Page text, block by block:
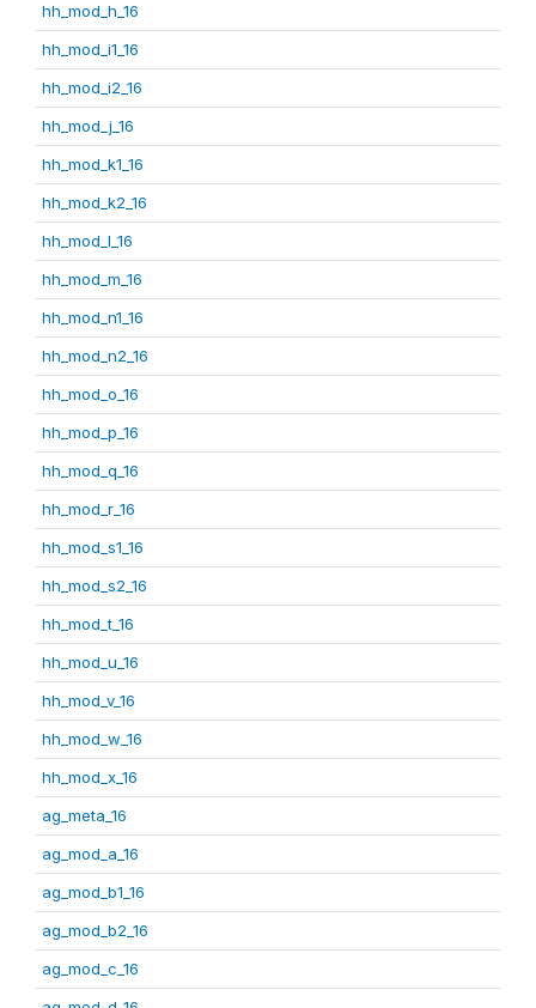
hh_mod_h_16
hh_mod_i1_16
hh_mod_i2_16
hh_mod_j_16
hh_mod_k1_16
hh_mod_k2_16
hh_mod_l_16
hh_mod_m_16
hh_mod_n1_16
hh_mod_n2_16
hh_mod_o_16
hh_mod_p_16
hh_mod_q_16
hh_mod_r_16
hh_mod_s1_16
hh_mod_s2_16
hh_mod_t_16
hh_mod_u_16
hh_mod_v_16
hh_mod_w_16
hh_mod_x_16
ag_meta_16
ag_mod_a_16
ag_mod_b1_16
ag_mod_b2_16
ag_mod_c_16